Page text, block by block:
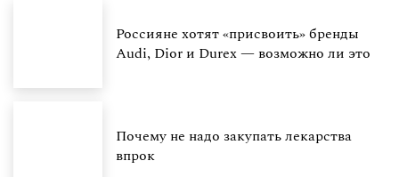
Россияне хотят «присвоить» бренды
Audi, Dior и Durex — возможно ли это
Почему не надо закупать лекарства
впрок